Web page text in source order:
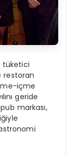
tüketici
restoran
içme
geride
markası,